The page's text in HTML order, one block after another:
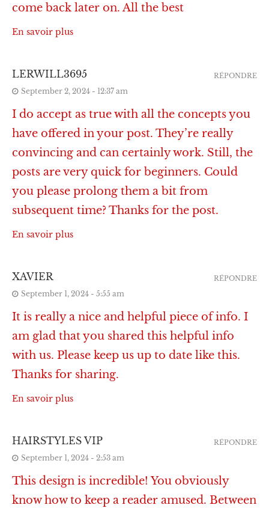
come back later on. All the best
En savoir plus
LERWILL3695
September 2, 2024 - 12:37 am
I do accept as true with all the concepts you
have offered in your post. They’re really
convincing and can certainly work. Still, the
posts are very quick for beginners. Could
you please prolong them a bit from
subsequent time? Thanks for the post.
En savoir plus
RÉPONDRE
XAVIER
September 1, 2024 - 5:55 am
It is really a nice and helpful piece of info. I
am glad that you shared this helpful info
with us. Please keep us up to date like this.
Thanks for sharing.
En savoir plus
RÉPONDRE
HAIRSTYLES VIP
September 1, 2024 - 2:53 am
This design is incredible! You obviously
know how to keep a reader amused. Between
RÉPONDRE